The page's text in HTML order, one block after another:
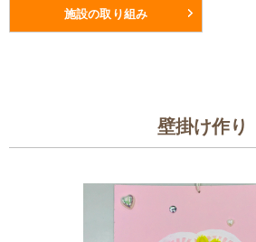
施設の取り組み
壁掛け作り